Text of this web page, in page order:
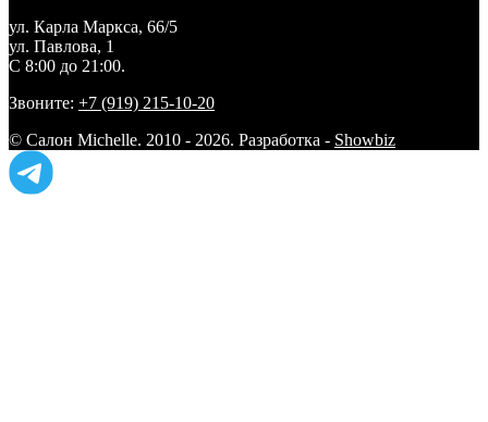
ул. Карла Маркса, 66/5
ул. Павлова, 1
С 8:00 до 21:00.
Звоните: +7 (919) 215-10-20
© Салон Michelle. 2010 - 2026. Разработка - Showbiz